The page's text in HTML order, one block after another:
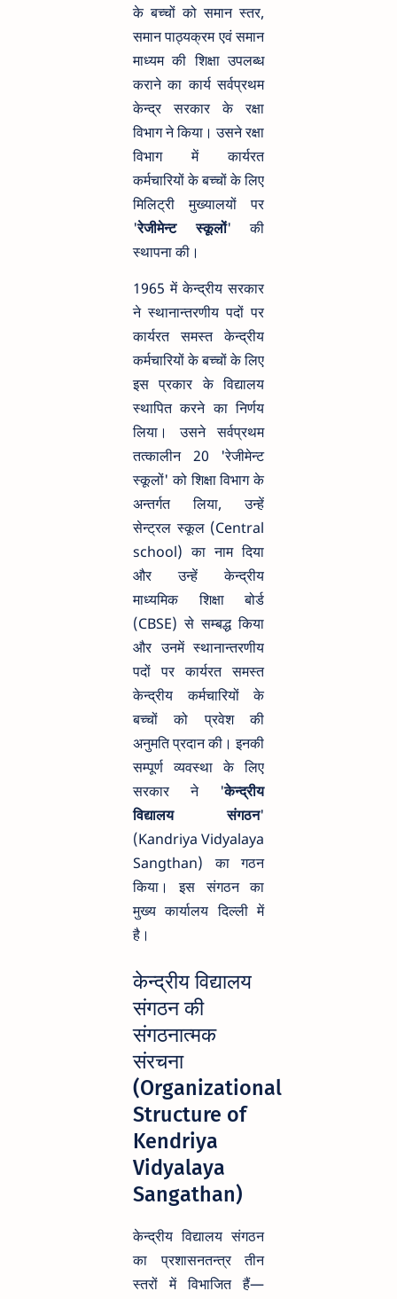
के बच्चों को समान स्तर,
समान पाठ्यक्रम एवं समान
माध्यम की शिक्षा उपलब्ध
कराने का कार्य सर्वप्रथम
केन्द्र सरकार के रक्षा
विभाग ने किया। उसने रक्षा
विभाग में कार्यरत
कर्मचारियों के बच्चों के लिए
मिलिट्री मुख्यालयों पर
'रेजीमेन्ट स्कूलों' की
स्थापना की।
1965 में केन्द्रीय सरकार
ने स्थानान्तरणीय पदों पर
कार्यरत समस्त केन्द्रीय
कर्मचारियों के बच्चों के लिए
इस प्रकार के विद्यालय
स्थापित करने का निर्णय
लिया। उसने सर्वप्रथम
तत्कालीन 20 'रेजीमेन्ट
स्कूलों' को शिक्षा विभाग के
अन्तर्गत लिया, उन्हें
सेन्ट्रल स्कूल (Central
school) का नाम दिया
और उन्हें केन्द्रीय
माध्यमिक शिक्षा बोर्ड
(CBSE) से सम्बद्ध किया
और उनमें स्थानान्तरणीय
पदों पर कार्यरत समस्त
केन्द्रीय कर्मचारियों के
बच्चों को प्रवेश की
अनुमति प्रदान की। इनकी
सम्पूर्ण व्यवस्था के लिए
सरकार ने 'केन्द्रीय
विद्यालय संगठन'
(Kandriya Vidyalaya
Sangthan) का गठन
किया। इस संगठन का
मुख्य कार्यालय दिल्ली में
है।
केन्द्रीय विद्यालय
संगठन की
संगठनात्मक
संरचना
(Organizational
Structure of
Kendriya
Vidyalaya
Sangathan)
केन्द्रीय विद्यालय संगठन
का प्रशासनतन्त्र तीन
स्तरों में विभाजित हैं—